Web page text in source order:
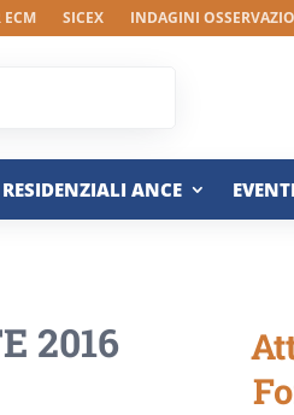
ECM SICEX INDAGINI
ANCE
2016